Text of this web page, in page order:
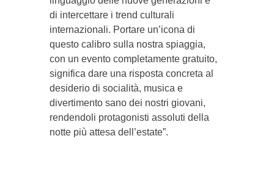
di intercettare i trend culturali
internazionali. Portare un’icona di
questo calibro sulla nostra spiaggia,
con un evento completamente gratuito,
significa dare una risposta concreta al
desiderio di socialità, musica e
divertimento sano dei nostri giovani,
rendendoli protagonisti assoluti della
notte più attesa dell’estate”.